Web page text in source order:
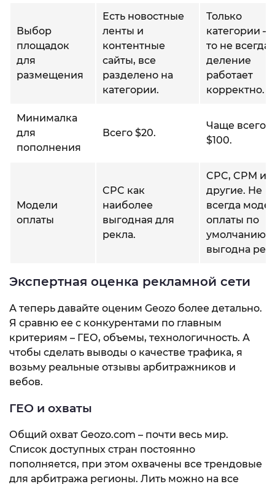
Выбор
площадок
для
размещения
Есть новостные
ленты и
контентные
сайты, все
разделено на
категории.
Только
категории –
то не всегда
деление
работает
корректно.
Минималка
для
пополнения
Всего $20.
Чаще всего
$100.
Модели
оплаты
CPC как
наиболее
выгодная для
рекла.
CPC, CPM и
другие. Не
всегда
оплаты по
умолчанию
выгодна
Экспертная оценка рекламной сети
А теперь давайте оценим Geozo более детально.
Я сравню ее с конкурентами по главным
критериям – ГЕО, объемы, технологичность. А
чтобы сделать выводы о качестве трафика, я
возьму реальные отзывы арбитражников и
вебов.
ГЕО и охваты
Общий охват Geozo.com – почти весь мир.
Список доступных стран постоянно
пополняется, при этом охвачены все трендовые
для арбитража регионы. Лить можно на все